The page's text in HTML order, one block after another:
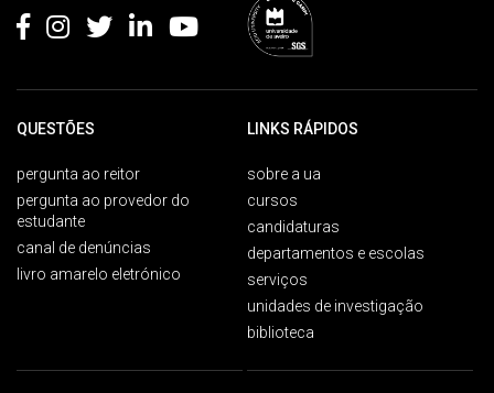
QUESTÕES
pergunta ao reitor
pergunta ao provedor do
estudante
canal de denúncias
livro amarelo eletrónico
LINKS RÁPIDOS
sobre a ua
cursos
candidaturas
departamentos e escolas
serviços
unidades de investigação
biblioteca